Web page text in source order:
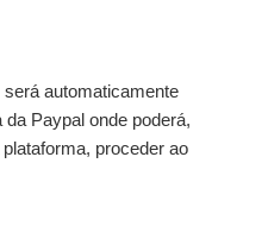
automaticamente
Paypal onde poderá,
proceder ao